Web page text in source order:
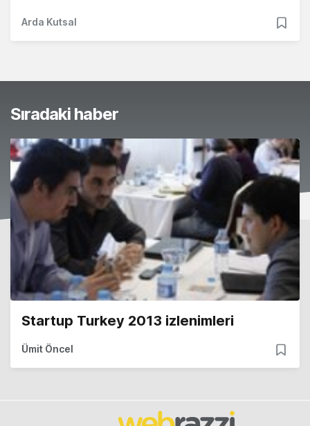
Arda Kutsal
Sıradaki haber
Startup Turkey 2013 izlenimleri
Ümit Öncel